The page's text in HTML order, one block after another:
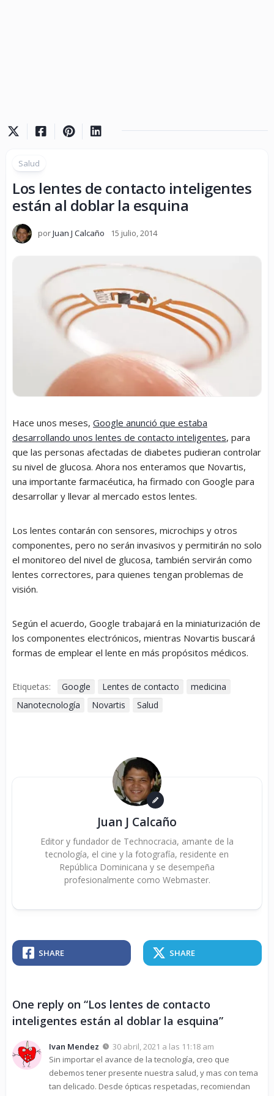
Salud
Los lentes de contacto inteligentes
están al doblar la esquina
porJuan J Calcaño 15 julio, 2014
Hace unos meses, Google anunció que estaba
desarrollando unos lentes de contacto inteligentes, para
que las personas afectadas de diabetes pudieran controlar
su nivel de glucosa. Ahora nos enteramos que Novartis,
una importante farmacéutica, ha firmado con Google para
desarrollar y llevar al mercado estos lentes.
Los lentes contarán con sensores, microchips y otros
componentes, pero no serán invasivos y permitirán no solo
el monitoreo del nivel de glucosa, también servirán como
lentes correctores, para quienes tengan problemas de
visión.
Según el acuerdo, Google trabajará en la miniaturización de
los componentes electrónicos, mientras Novartis buscará
formas de emplear el lente en más propósitos médicos.
Etiquetas: Google Lentes de contacto
medicina
Nanotecnología
Novartis Salud
Juan J Calcaño
Editor y fundador de Technocracia, amante de la
tecnología, el cine y la fotografía, residente en
República Dominicana y se desempeña
profesionalmente como Webmaster.
SHARE SHARE
One reply on “Los lentes de contacto
inteligentes están al doblar la esquina”
Ivan Mendez
30 abril, 2021 a las 11:18 am
Sin importar el avance de la tecnología, creo que
debemos tener presente nuestra salud, y mas con tema
tan delicado. Desde ópticas respetadas, recomiendan